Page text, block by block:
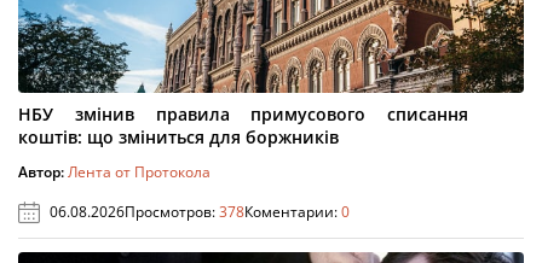
НБУ змінив правила примусового списання
коштів: що зміниться для боржників
Автор:Лента от Протокола
06.08.2026Просмотров:378Коментарии:0